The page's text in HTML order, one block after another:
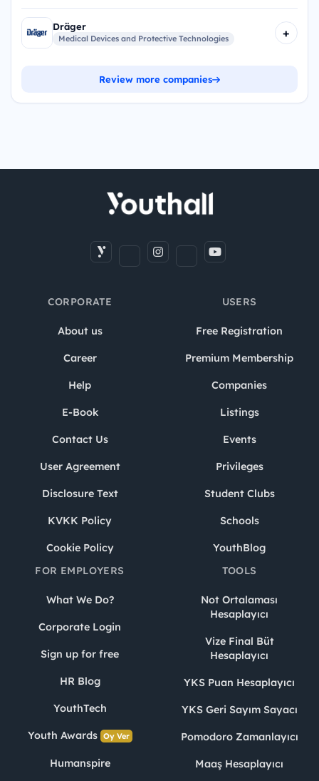
Dräger
Medical Devices and Protective Technologies +
Review more companies
CORPORATE
About us
Career
Help
E-Book
Contact Us
User Agreement
Disclosure Text
KVKK Policy
Cookie Policy
USERS
Free Registration
Premium Membership
Companies
Listings
Events
Privileges
Student Clubs
Schools
YouthBlog
FOR EMPLOYERS
What We Do?
Corporate Login
Sign up for free
HR Blog
YouthTech
Youth Awards Oy Ver
Humanspire
TOOLS
Not Ortalaması
Hesaplayıcı
Vize Final Büt
Hesaplayıcı
YKS Puan Hesaplayıcı
YKS Geri Sayım Sayacı
Pomodoro Zamanlayıcı
Maaş Hesaplayıcı